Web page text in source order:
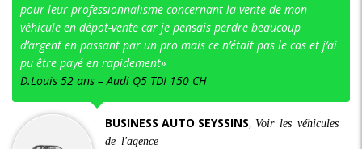
pour leur professionnalisme concernant la vente de mon
véhicule en dépot-vente car je pensais perdre beaucoup
d’argent en passant par un pro mais ce n’était pas le cas et j’ai
pu être payé en rapidement»
D.Louis 52 ans – Audi Q5 TDI 150 CH
BUSINESS AUTO SEYSSINS, Voir les véhicules
de l'agence